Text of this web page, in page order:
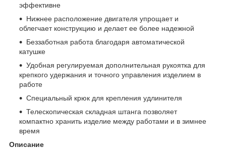
эффективне
Нижнее расположение двигателя упрощает и
облегчает конструкцию и делает ее более надежной
Беззаботная работа благодаря автоматической
катушке
Удобная регулируемая дополнительная рукоятка для
крепкого удержания и точного управления изделием в
работе
Специальный крюк для крепления удлинителя
Телескопическая складная штанга позволяет
компактно хранить изделие между работами и в зимнее
время
Описание